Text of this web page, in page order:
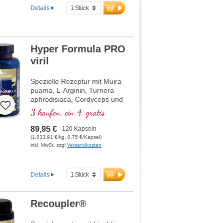
Details
Hyper Formula PRO
viril
Spezielle Rezeptur mit Muira
puama, L-Arginin, Turnera
aphrodisiaca, Cordyceps und
organisch gebundenem Zink,
welches zum Erhalt einer
normalen Zeugungsfähigkeit
und zu einem normalen
Testosteronspiegel im Blut
3 kaufen, ein 4. gratis
89,95 € 120 Kapseln
(1.033,91 €/kg, 0,75 €/Kapsel)
inkl. MwSt. zzglVersandkosten
Details
Recoupler®